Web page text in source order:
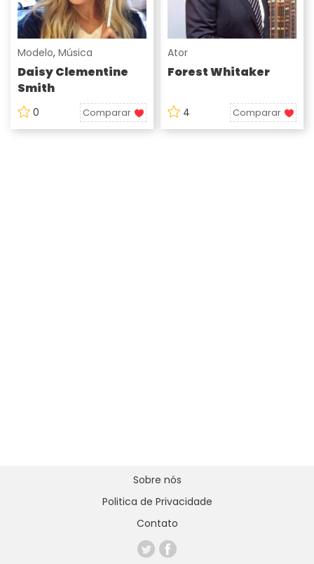
Modelo, Música
Daisy Clementine
Smith
0 Comparar
Ator
Forest Whitaker
4 Comparar
Sobre nós
Politica de Privacidade
Contato